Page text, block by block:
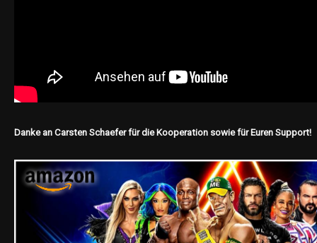
Danke an Carsten Schaefer für die Kooperation sowie für Euren Support!